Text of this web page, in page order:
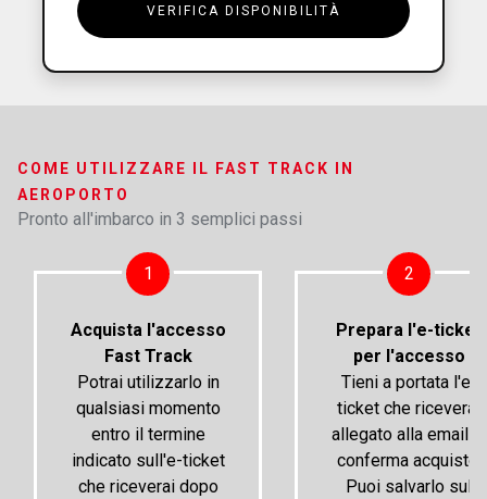
VERIFICA DISPONIBILITÀ
COME UTILIZZARE IL FAST TRACK IN
AEROPORTO
Pronto all'imbarco in 3 semplici passi
1
Acquista l'accesso
Fast Track
Potrai utilizzarlo in
qualsiasi momento
entro il termine
indicato sull'e-ticket
che riceverai dopo
2
Prepara l'e-ticket
per l'accesso
Tieni a portata l'e-
ticket che riceverai
allegato alla email di
conferma acquisto.
Puoi salvarlo sul